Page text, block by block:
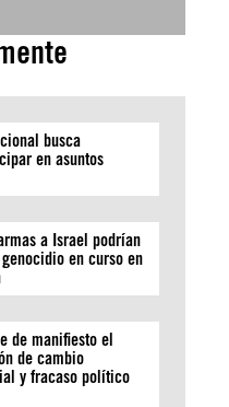
busca
en asuntos
a Israel podrían
en curso en
de manifiesto el
de cambio
y fracaso político